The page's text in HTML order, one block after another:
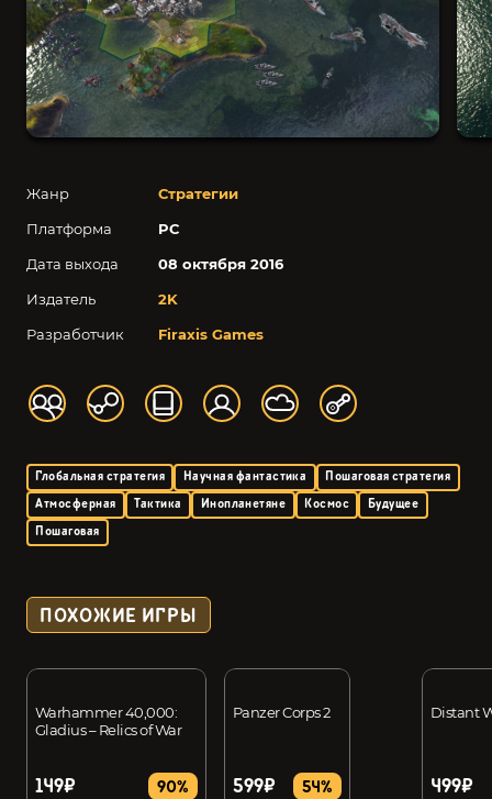
Жанр
Стратегии
Платформа
PC
Дата выхода
08 октября 2016
Издатель
2K
Разработчик
Firaxis Games
Глобальная стратегия Научная фантастика
Пошаговая стратегия
Атмосферная
Тактика Инопланетяне Космос
Будущее
Пошаговая
ПОХОЖИЕ ИГРЫ
Warhammer 40,000:
Gladius – Relics of War
149₽ 90%
Panzer Corps 2
599₽ 54%
Distant
499₽